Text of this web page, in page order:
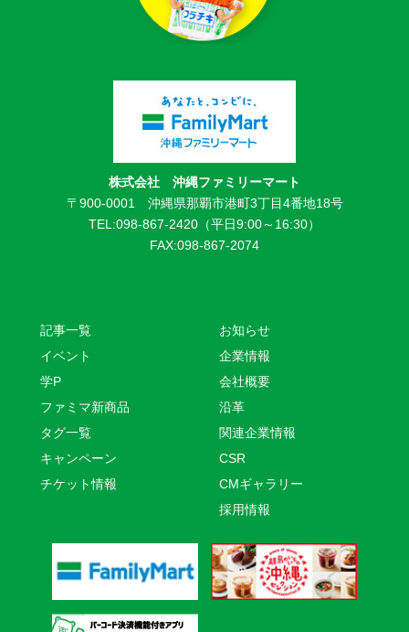
株式会社 沖縄ファミリーマート
〒900-0001 沖縄県那覇市港町3丁目4番地18号
TEL:098-867-2420（平日9:00～16:30）
FAX:098-867-2074
記事一覧
イベント
学P
ファミマ新商品
タグ一覧
キャンペーン
チケット情報
お知らせ
企業情報
会社概要
沿革
関連企業情報
CSR
CMギャラリー
採用情報